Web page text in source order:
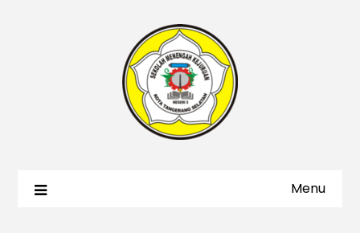
Menu